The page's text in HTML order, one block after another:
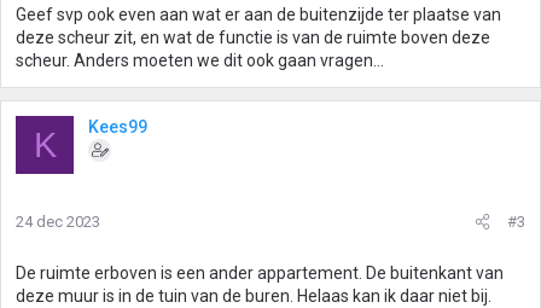
Geef svp ook even aan wat er aan de buitenzijde ter plaatse van
deze scheur zit, en wat de functie is van de ruimte boven deze
scheur. Anders moeten we dit ook gaan vragen...
K Kees99
24 dec 2023 #3
De ruimte erboven is een ander appartement. De buitenkant van
deze muur is in de tuin van de buren. Helaas kan ik daar niet bij.